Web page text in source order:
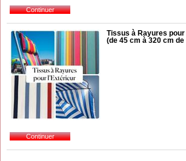
Tissus à Rayures
(de 45 cm à 320 cm